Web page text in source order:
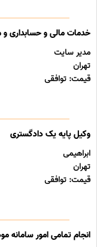
خدمات مالی و حسابداری و
مدیر سایت
تهران
قیمت: توافقی
وکیل پایه یک دادگستری
ابراهیمی
تهران
قیمت: توافقی
انجام تمامی امور سامانه